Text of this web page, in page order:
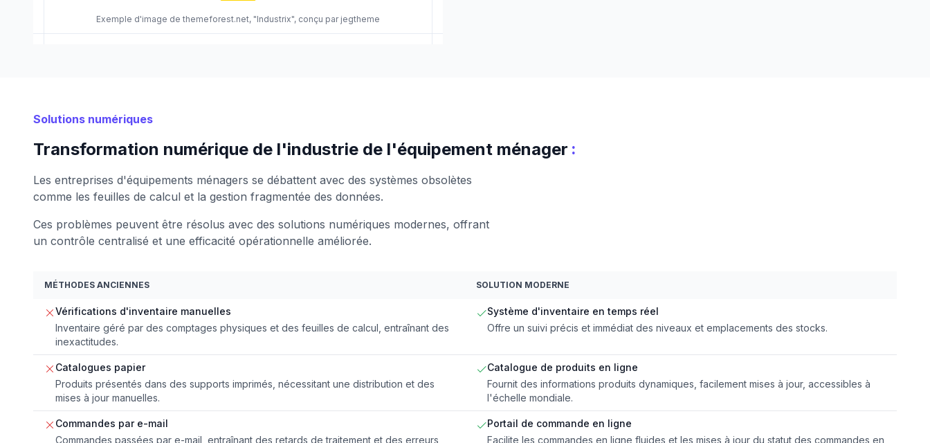
Exemple d'image de themeforest.net, "Industrix", conçu par jegtheme
Solutions numériques
Transformation numérique de l'industrie de l'équipement ménager :
Les entreprises d'équipements ménagers se débattent avec des systèmes obsolètes
comme les feuilles de calcul et la gestion fragmentée des données.
Ces problèmes peuvent être résolus avec des solutions numériques modernes, offrant
un contrôle centralisé et une efficacité opérationnelle améliorée.
MÉTHODES ANCIENNES SOLUTION MODERNE
Vérifications d'inventaire manuelles
Inventaire géré par des comptages physiques et des feuilles de calcul, entraînant des
inexactitudes.
Système d'inventaire en temps réel
Offre un suivi précis et immédiat des niveaux et emplacements des stocks.
Catalogues papier
Produits présentés dans des supports imprimés, nécessitant une distribution et des
mises à jour manuelles.
Catalogue de produits en ligne
Fournit des informations produits dynamiques, facilement mises à jour, accessibles à
l'échelle mondiale.
Commandes par e-mail
Commandes passées par e-mail, entraînant des retards de traitement et des erreurs
Portail de commande en ligne
Facilite les commandes en ligne fluides et les mises à jour du statut des commandes en